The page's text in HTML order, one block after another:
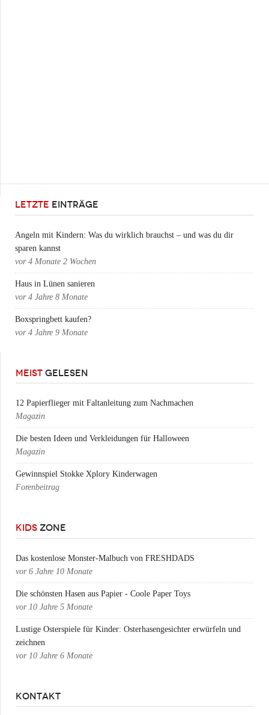
LETZTE EINTRÄGE
Angeln mit Kindern: Was du wirklich brauchst – und was du dir
sparen kannst
vor 4 Monate 2 Wochen
Haus in Lünen sanieren
vor 4 Jahre 8 Monate
Boxspringbett kaufen?
vor 4 Jahre 9 Monate
MEIST GELESEN
12 Papierflieger mit Faltanleitung zum Nachmachen
Magazin
Die besten Ideen und Verkleidungen für Halloween
Magazin
Gewinnspiel Stokke Xplory Kinderwagen
Forenbeitrag
KIDS ZONE
Das kostenlose Monster-Malbuch von FRESHDADS
vor 6 Jahre 10 Monate
Die schönsten Hasen aus Papier - Coole Paper Toys
vor 10 Jahre 5 Monate
Lustige Osterspiele für Kinder: Osterhasengesichter erwürfeln und
zeichnen
vor 10 Jahre 6 Monate
KONTAKT